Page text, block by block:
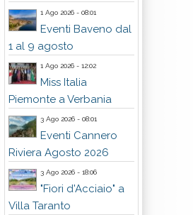
1 Ago 2026 - 08:01
Eventi Baveno dal
1 al 9 agosto
1 Ago 2026 - 12:02
Miss Italia
Piemonte a Verbania
3 Ago 2026 - 08:01
Eventi Cannero
Riviera Agosto 2026
3 Ago 2026 - 18:06
"Fiori d'Acciaio" a
Villa Taranto